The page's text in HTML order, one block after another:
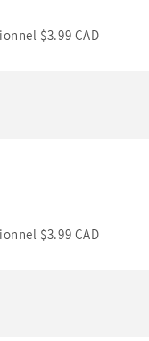
$3.99 CAD
$3.99 CAD